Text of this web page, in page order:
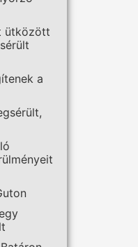
ütközött
a